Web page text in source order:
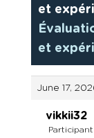
et
et
June 17,
vikkii32
Participant